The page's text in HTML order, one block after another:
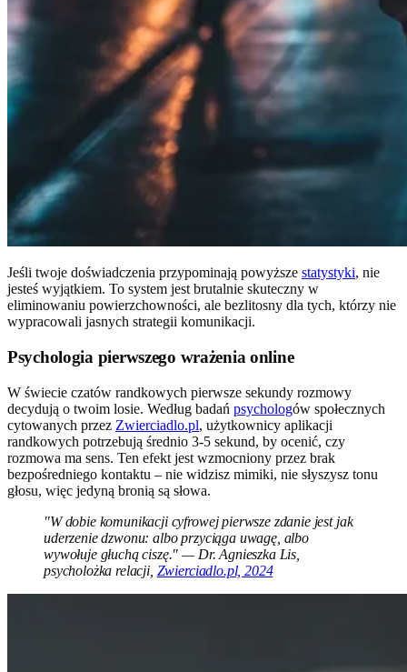
Jeśli twoje doświadczenia przypominają powyższe statystyki, nie
jesteś wyjątkiem. To system jest brutalnie skuteczny w
eliminowaniu powierzchowności, ale bezlitosny dla tych, którzy nie
wypracowali jasnych strategii komunikacji.
Psychologia pierwszego wrażenia online
W świecie czatów randkowych pierwsze sekundy rozmowy
decydują o twoim losie. Według badań psychologów społecznych
cytowanych przez Zwierciadlo.pl, użytkownicy aplikacji
randkowych potrzebują średnio 3-5 sekund, by ocenić, czy
rozmowa ma sens. Ten efekt jest wzmocniony przez brak
bezpośredniego kontaktu – nie widzisz mimiki, nie słyszysz tonu
głosu, więc jedyną bronią są słowa.
"W dobie komunikacji cyfrowej pierwsze zdanie jest jak
uderzenie dzwonu: albo przyciąga uwagę, albo
wywołuje głuchą ciszę." — Dr. Agnieszka Lis,
psycholożka relacji, Zwierciadlo.pl, 2024